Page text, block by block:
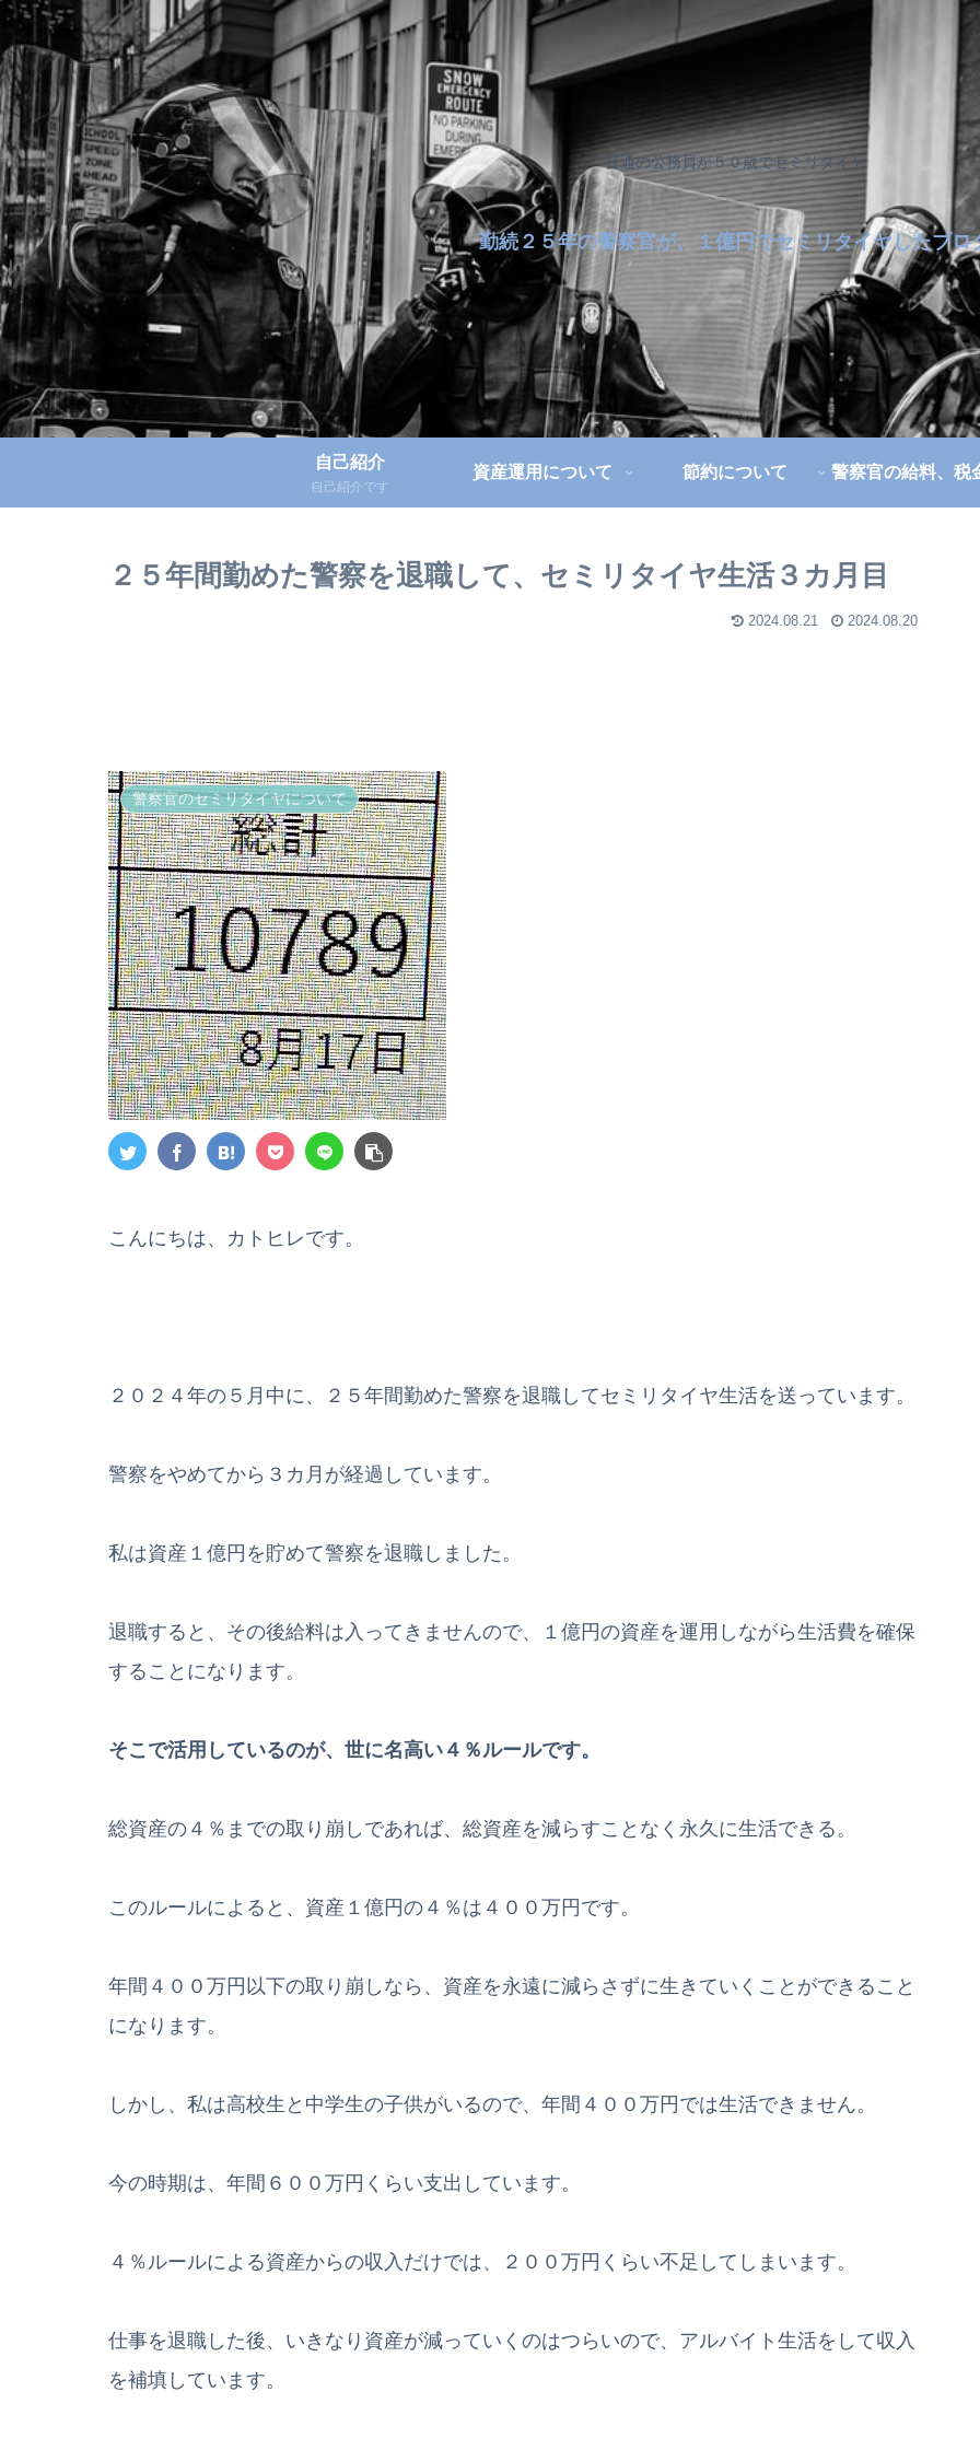
普通の公務員が５０歳でセミリタイヤ
勤続２５年の警察官が、１億円でセミリタイヤしたブロ
自己紹介
自己紹介です
資産運用について 節約について 警察官の給料、税
２５年間勤めた警察を退職して、セミリタイヤ生活３カ月目
2024.08.21 2024.08.20
警察官のセミリタイヤについて
こんにちは、カトヒレです。
２０２４年の５月中に、２５年間勤めた警察を退職してセミリタイヤ生活を送っています。
警察をやめてから３カ月が経過しています。
私は資産１億円を貯めて警察を退職しました。
退職すると、その後給料は入ってきませんので、１億円の資産を運用しながら生活費を確保
することになります。
そこで活用しているのが、世に名高い４％ルールです。
総資産の４％までの取り崩しであれば、総資産を減らすことなく永久に生活できる。
このルールによると、資産１億円の４％は４００万円です。
年間４００万円以下の取り崩しなら、資産を永遠に減らさずに生きていくことができること
になります。
しかし、私は高校生と中学生の子供がいるので、年間４００万円では生活できません。
今の時期は、年間６００万円くらい支出しています。
４％ルールによる資産からの収入だけでは、２００万円くらい不足してしまいます。
仕事を退職した後、いきなり資産が減っていくのはつらいので、アルバイト生活をして収入
を補填しています。